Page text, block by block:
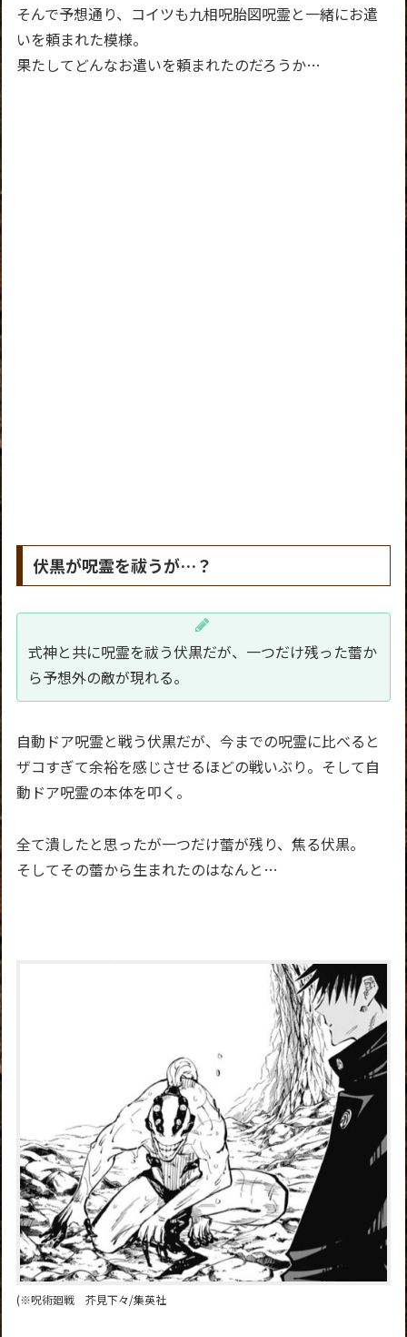
そんで予想通り、コイツも九相呪胎図呪霊と一緒にお遣
いを頼まれた模様。
果たしてどんなお遣いを頼まれたのだろうか…
伏黒が呪霊を祓うが…？
式神と共に呪霊を祓う伏黒だが、一つだけ残った蕾か
ら予想外の敵が現れる。
自動ドア呪霊と戦う伏黒だが、今までの呪霊に比べると
ザコすぎて余裕を感じさせるほどの戦いぶり。そして自
動ドア呪霊の本体を叩く。
全て潰したと思ったが一つだけ蕾が残り、焦る伏黒。
そしてその蕾から生まれたのはなんと…
(※呪術廻戦 芥見下々/集英社